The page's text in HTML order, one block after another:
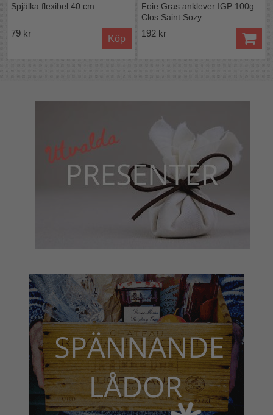
Spjälka flexibel 40 cm
79 kr
Köp
Foie Gras anklever IGP 100g
Clos Saint Sozy
192 kr